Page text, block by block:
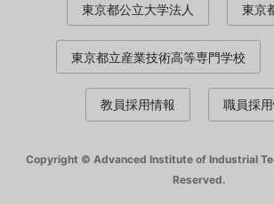
東京都公立大学法人 東京
東京都立産業技術高等専門学校
教員採用情報 職員採
Copyright © Advanced Institute of Industrial
Reserved.